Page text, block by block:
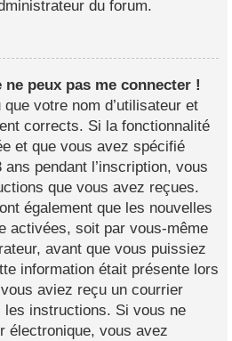
du forum.
peux pas me connecter !
votre nom d’utilisateur et
corrects. Si la fonctionnalité
et que vous avez spécifié
pendant l’inscription, vous
que vous avez reçues.
également que les nouvelles
activées, soit par vous-même
avant que vous puissiez
information était présente lors
aviez reçu un courrier
instructions. Si vous ne
électronique, vous avez